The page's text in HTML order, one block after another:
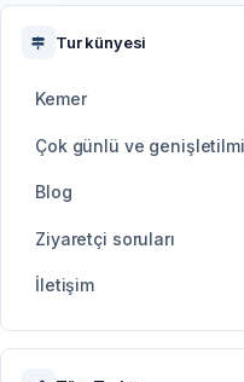
Tur künyesi
Kemer
Çok günlü ve
Blog
Ziyaretçi soruları
İletişim